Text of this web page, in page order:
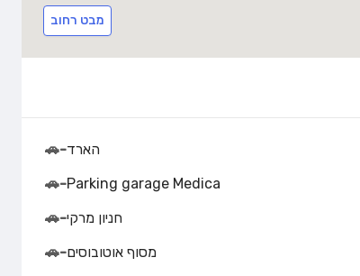
מבט רחוב
הארד-
🚗
Parking garage Medica
-
🚗
חניון מרקי-
🚗
מסוף אוטובוסים-
🚗